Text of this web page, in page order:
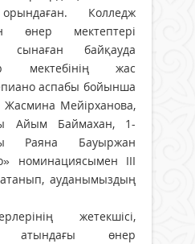
Колледж
өнер мектептері
сынаған байқауда
мектебінің жас
аспабы бойынша
Мейірханова,
Айым Баймахан, 1-
Раяна Бауыржан
номинациясымен ІІІ
ауданымыздың
жетекшісі,
атындағы өнер